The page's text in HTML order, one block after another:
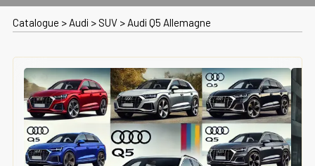
Catalogue > Audi > SUV> Audi Q5 Allemagne